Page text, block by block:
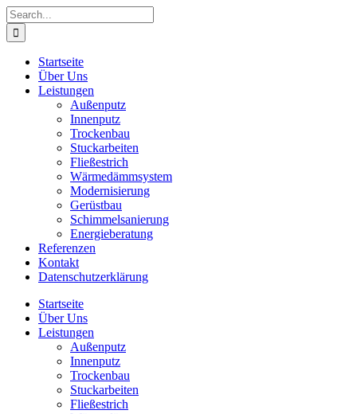
Skip
to
content
Search
for:
Startseite
Über Uns
Leistungen
Außenputz
Innenputz
Trockenbau
Stuckarbeiten
Fließestrich
Wärmedämmsystem
Modernisierung
Gerüstbau
Schimmelsanierung
Energieberatung
Referenzen
Kontakt
Datenschutzerklärung
Startseite
Über Uns
Leistungen
Außenputz
Innenputz
Trockenbau
Stuckarbeiten
Fließestrich